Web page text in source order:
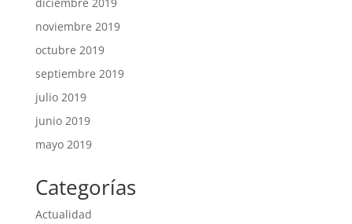
noviembre 2019
octubre 2019
septiembre 2019
julio 2019
junio 2019
mayo 2019
Categorías
Actualidad